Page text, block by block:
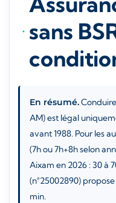
sans
En résumé.
AM) est légal
avant 1988. Pour les
(7h ou 7h+8h selon
Aixam en 2026 : 30 à
(n°25002890)
min.